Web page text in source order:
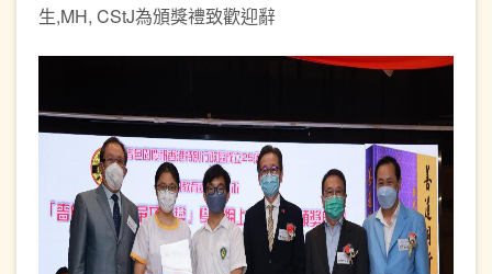
生,MH, CStJ為頒獎禮致歡迎辭